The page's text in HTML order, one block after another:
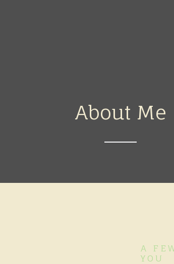
About Me
A
YOU